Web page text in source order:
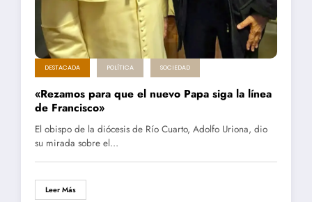
DESTACADA POLÍTICA SOCIEDAD
«Rezamos para que el nuevo Papa siga la línea
de Francisco»
El obispo de la diócesis de Río Cuarto, Adolfo Uriona, dio
su mirada sobre el…
Leer Más